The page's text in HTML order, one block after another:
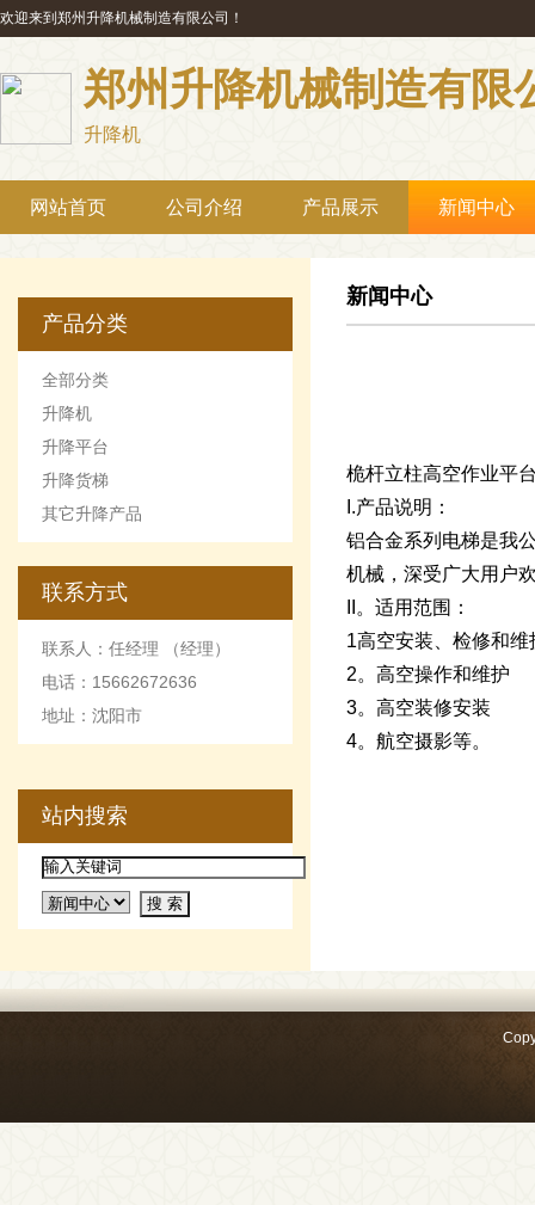
欢迎来到郑州升降机械制造有限公司！
郑州升降机械制造有限
升降机
网站首页 公司介绍 产品展示 新闻中心
产品分类
全部分类
升降机
升降平台
升降货梯
其它升降产品
联系方式
联系人：任经理 （经理）
电话：15662672636
地址：沈阳市
站内搜索
新闻中心
桅杆立柱高空作业平
I.产品说明：
铝合金系列电梯是我
机械，深受广大用户
II。适用范围：
1高空安装、检修和维
2。高空操作和维护
3。高空装修安装
4。航空摄影等。